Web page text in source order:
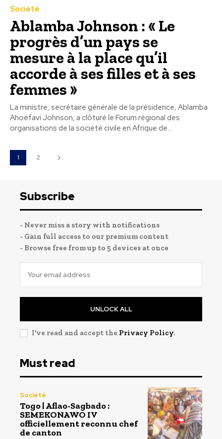
Société
Ablamba Johnson : « Le
progrès d’un pays se
mesure à la place qu’il
accorde à ses filles et à ses
femmes »
La ministre, secrétaire générale de la présidence, Ablamba
Ahoéfavi Johnson, a clôturé le Forum régional des
organisations de la société civile en Afrique de...
1 2
Subscribe
- Never miss a story with notifications
- Gain full access to our premium content
- Browse free from up to 5 devices at once
UNLOCK ALL
I've read and accept the Privacy Policy.
Must read
Société
Togo | Aflao-Sagbado :
SEMEKONAWO IV
officiellement reconnu chef
de canton